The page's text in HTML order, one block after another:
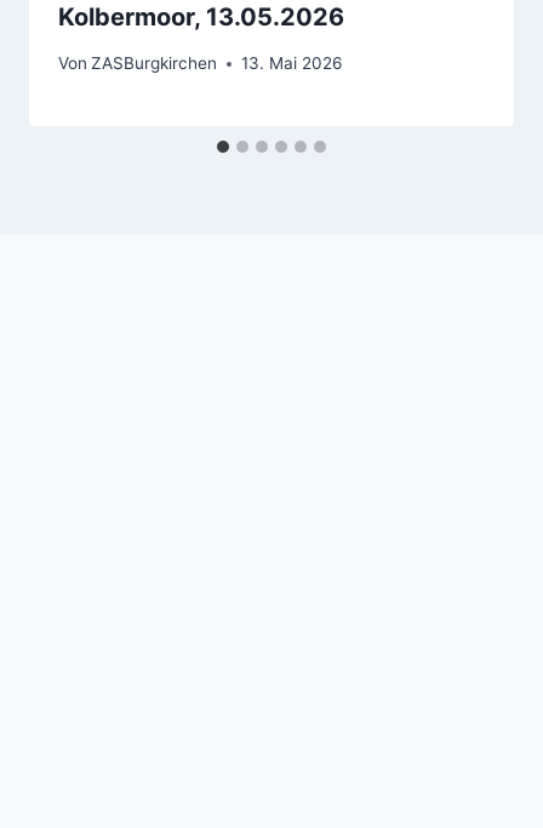
Kolbermoor, 13.05.2026
Von ZASBurgkirchen 13. Mai 2026